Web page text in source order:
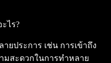
ะไร?
ายประการ เช่น การเข้าถึง
สะดวกในการทำหลาย